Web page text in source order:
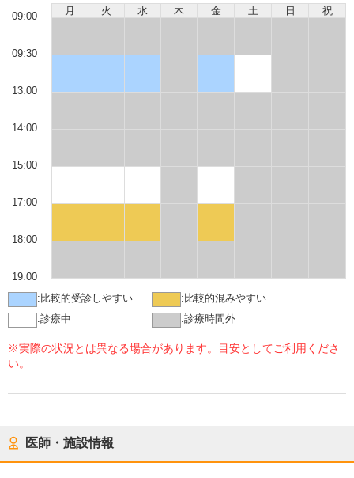
月 火 水 木 金 土 日 祝
09:00
09:30
13:00
14:00
15:00
17:00
18:00
19:00
: 比較的受診しやすい : 比較的混みやすい
:診療中 :診療時間外
※実際の状況とは異なる場合があります。目安としてご利用くださ
い。
医師・施設情報